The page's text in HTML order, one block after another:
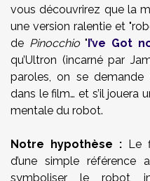
vous découvrirez que la
une version ralentie et
de Pinocchio"I’ve Got
qu’Ultron (incarné par
paroles, on se
dans le film… et s’il jouera
mentale du robot.
Notre hypothèse : Le
d’une simple référence
symboliser le robot